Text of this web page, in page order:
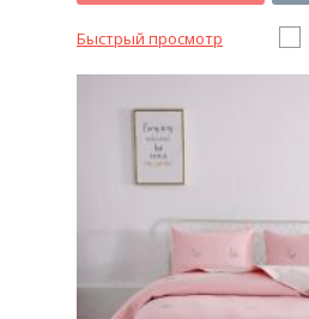
Быстрый просмотр